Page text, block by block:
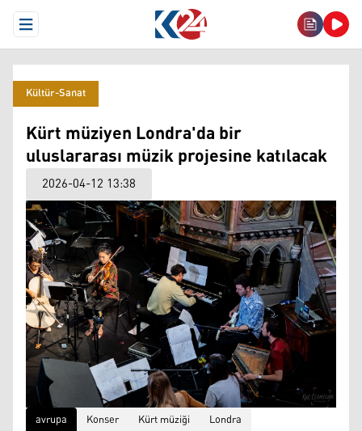
Open Menu
Kültür-Sanat
Kürt müziyen Londra'da bir
uluslararası müzik projesine katılacak
2026-04-12 13:38
avrupa Konser Kürt müziği Londra